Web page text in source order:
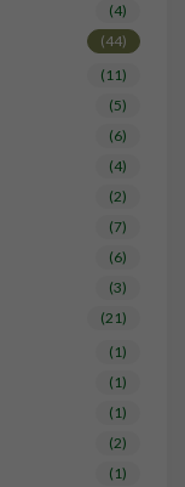
(4)
(44)
(11)
(5)
(6)
(4)
(2)
(7)
(6)
(3)
(21)
(1)
(1)
(1)
(2)
(1)